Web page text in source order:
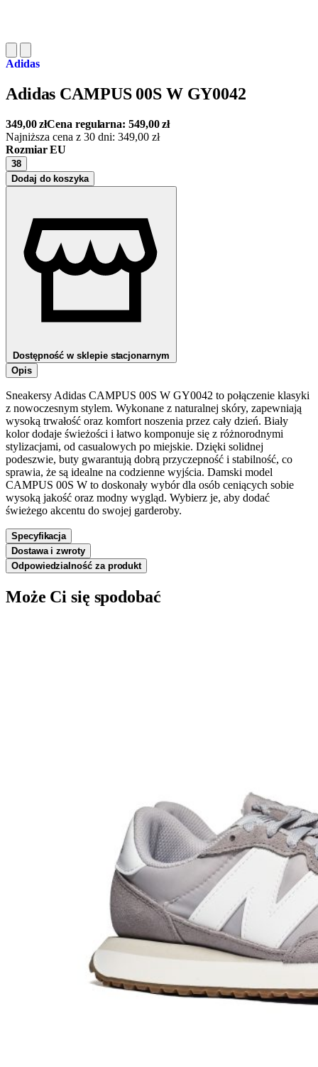
Adidas
Adidas CAMPUS 00S W GY0042
349,00złCena regularna:549,00zł
Najniższa cena z 30 dni: 349,00 zł
Rozmiar EU
38
Dodaj do koszyka
Dostępność w sklepie stacjonarnym
Opis
Sneakersy Adidas CAMPUS 00S W GY0042 to połączenie klasyki
z nowoczesnym stylem. Wykonane z naturalnej skóry, zapewniają
wysoką trwałość oraz komfort noszenia przez cały dzień. Biały
kolor dodaje świeżości i łatwo komponuje się z różnorodnymi
stylizacjami, od casualowych po miejskie. Dzięki solidnej
podeszwie, buty gwarantują dobrą przyczepność i stabilność, co
sprawia, że są idealne na codzienne wyjścia. Damski model
CAMPUS 00S W to doskonały wybór dla osób ceniących sobie
wysoką jakość oraz modny wygląd. Wybierz je, aby dodać
świeżego akcentu do swojej garderoby.
Specyfikacja
Dostawa i zwroty
Odpowiedzialność za produkt
Może Ci się spodobać